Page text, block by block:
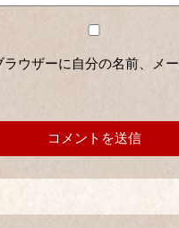
ウザーに自分の名前、メ